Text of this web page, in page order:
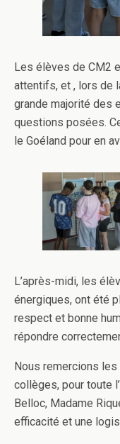
Les élèves de CM2
attentifs, et , lors de
grande majorité des
questions posées.
le Goéland pour en
L’après-midi, les
énergiques, ont été
respect et bonne
répondre
Nous remercions
collèges, pour toute
Belloc, Madame
efficacité et une